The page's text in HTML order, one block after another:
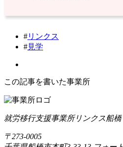
#リンクス
#見学
この記事を書いた事業所
就労移行支援事業所リンクス船橋
〒273-0005